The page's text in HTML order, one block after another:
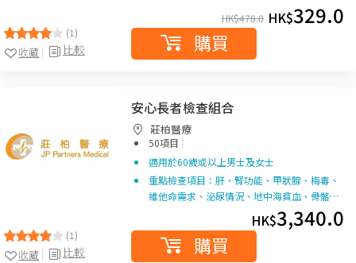
(1)
比較
收藏
HK$478.0 HK$329.0
購買
(1)
比較
收藏
安心長者檢查組合
莊柏醫療
50項目 |
適用於60歲或以上男士及女士
重點檢查項目：肝、腎功能、甲狀腺、梅毒、
維他命需求、泌尿情況、地中海貧血、骨骼…
HK$3,340.0
購買